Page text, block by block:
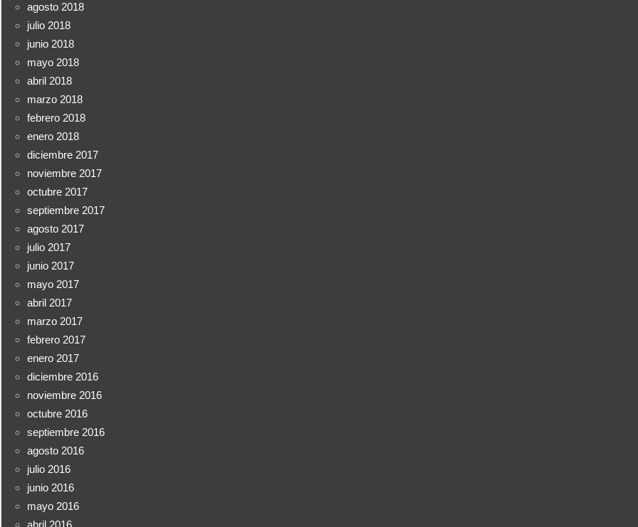
agosto 2018
julio 2018
junio 2018
mayo 2018
abril 2018
marzo 2018
febrero 2018
enero 2018
diciembre 2017
noviembre 2017
octubre 2017
septiembre 2017
agosto 2017
julio 2017
junio 2017
mayo 2017
abril 2017
marzo 2017
febrero 2017
enero 2017
diciembre 2016
noviembre 2016
octubre 2016
septiembre 2016
agosto 2016
julio 2016
junio 2016
mayo 2016